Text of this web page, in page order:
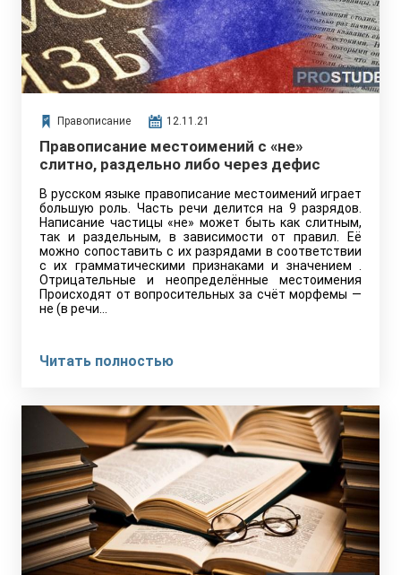
Правописание 12.11.21
Правописание местоимений с «не»
слитно, раздельно либо через дефис
В русском языке правописание местоимений играет
большую роль. Часть речи делится на 9 разрядов.
Написание частицы «не» может быть как слитным,
так и раздельным, в зависимости от правил. Её
можно сопоставить с их разрядами в соответствии
с их грамматическими признаками и значением .
Отрицательные и неопределённые местоимения
Происходят от вопросительных за счёт морфемы —
не (в речи…
Читать полностью